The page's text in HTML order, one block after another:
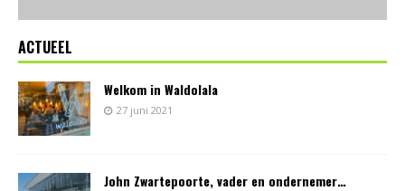
ACTUEEL
Welkom in Waldolala
27 juni 2021
John Zwartepoorte, vader en ondernemer…